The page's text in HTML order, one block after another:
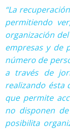
“La
permitiendo
organización
empresas y de
número de
a través de
realizando ésta
que permite
no disponen
posibilita